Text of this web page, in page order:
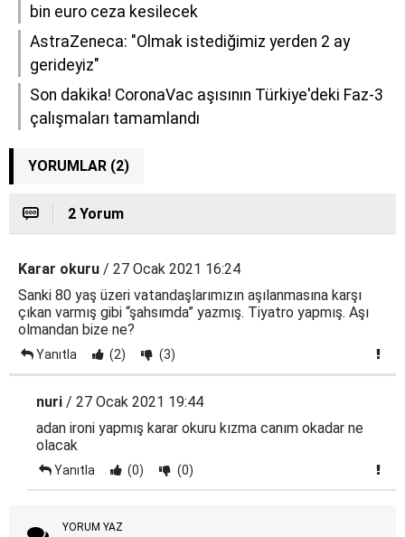
bin euro ceza kesilecek
AstraZeneca: "Olmak istediğimiz yerden 2 ay
gerideyiz"
Son dakika! CoronaVac aşısının Türkiye'deki Faz-3
çalışmaları tamamlandı
YORUMLAR (2)
2 Yorum
Karar okuru / 27 Ocak 2021 16:24
Sanki 80 yaş üzeri vatandaşlarımızın aşılanmasına karşı
çıkan varmış gibi “şahsımda” yazmış. Tiyatro yapmış. Aşı
olmandan bize ne?
Yanıtla (2) (3)
nuri / 27 Ocak 2021 19:44
adan ironi yapmış karar okuru kızma canım okadar ne
olacak
Yanıtla (0) (0)
YORUM YAZ